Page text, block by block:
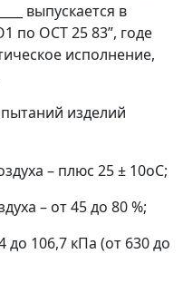
выпускается в
по ОСТ 25 83”, годе
исполнение,
изделий
– плюс 25 ± 10оС;
– от 45 до 80 %;
до 106,7 кПа (от 630 до